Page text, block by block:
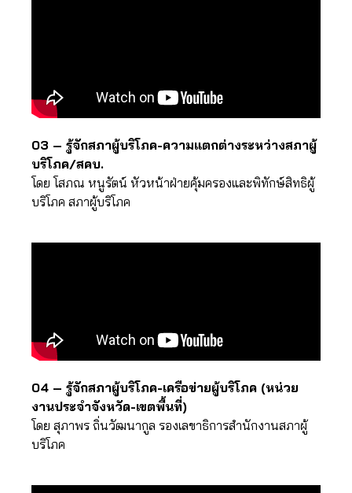
03 – รู้จักสภาผู้บริโภค-ความแตกต่างระหว่างสภาผู้
บริโภค/สคบ.
โดย โสภณ หนูรัตน์ หัวหน้าฝ่ายคุ้มครองและพิทักษ์สิทธิผู้
บริโภค สภาผู้บริโภค
04 – รู้จักสภาผู้บริโภค-เครือข่ายผู้บริโภค (หน่วย
งานประจำจังหวัด-เขตพื้นที่)
โดย สุภาพร ถิ่นวัฒนากูล รองเลขาธิการสำนักงานสภาผู้
บริโภค